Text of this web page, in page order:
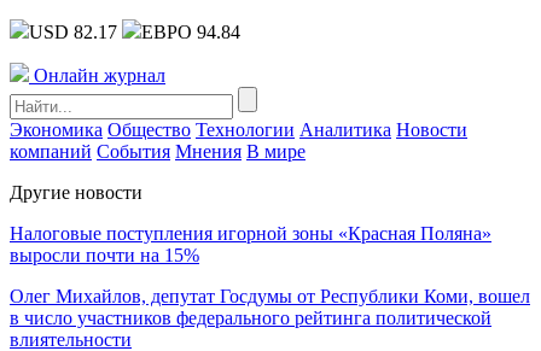
USD 82.17 ЕВРО 94.84
Онлайн журнал
Экономика Общество Технологии Аналитика Новости
компаний События Мнения В мире
Другие новости
Налоговые поступления игорной зоны «Красная Поляна»
выросли почти на 15%
Олег Михайлов, депутат Госдумы от Республики Коми, вошел
в число участников федерального рейтинга политической
влиятельности